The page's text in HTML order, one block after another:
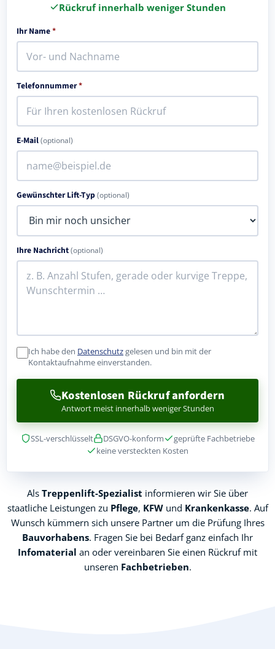
Rückruf innerhalb weniger Stunden
Ihr Name*
Telefonnummer*
E-Mail(optional)
Gewünschter Lift-Typ(optional)
Ihre Nachricht(optional)
Ich habe den Datenschutzgelesen und bin mit der
Kontaktaufnahme einverstanden.
Kostenlosen Rückruf anfordern
Antwort meist innerhalb weniger Stunden
SSL-verschlüsselt DSGVO-konform
geprüfte Fachbetriebe
keine versteckten Kosten
Als Treppenlift-Spezialist informieren wir Sie über
staatliche Leistungen zu Pflege, KFWund Krankenkasse. Auf
Wunsch kümmern sich unsere Partner um die Prüfung Ihres
Bauvorhabens. Fragen Sie bei Bedarf ganz einfach Ihr
Infomaterial an oder vereinbaren Sie einen Rückruf mit
unseren Fachbetrieben.